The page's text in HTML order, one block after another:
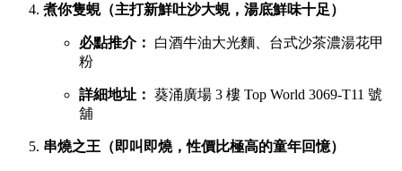
煮你隻蜆（主打新鮮吐沙大蜆，湯底鮮味十足）
必點推介：
白酒牛油大光麵、台式沙茶濃湯花甲
粉
詳細地址： 葵涌廣場 3 樓 Top World 3069-T11 號
舖
串燒之王（即叫即燒，性價比極高的童年回憶）